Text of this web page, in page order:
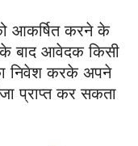
आकर्षित करने के
बाद आवेदक किसी
निवेश करके अपने
प्राप्त कर सकता